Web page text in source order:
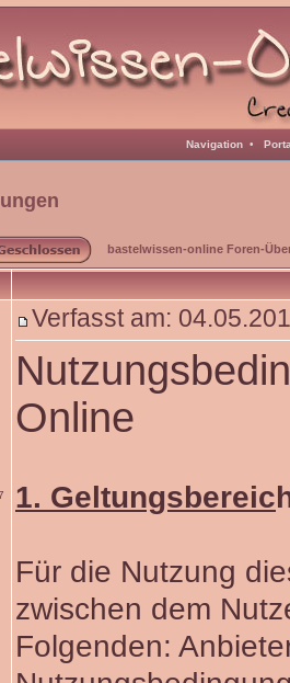
Navigation •
bastelwissen-online Foren-
Verfasst am:
Online
1. Geltungsbereic
Für die Nutzung
zwischen dem
Folgenden: